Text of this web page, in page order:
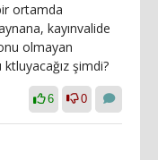
ortamda
kayınvalide
olmayan
şimdi?
6 0